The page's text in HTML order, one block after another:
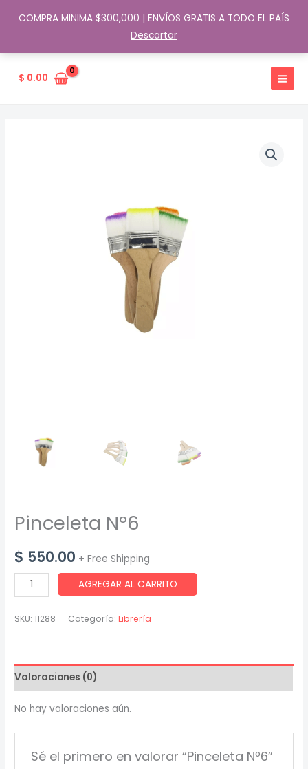
COMPRA MINIMA $300,000 | ENVÍOS GRATIS A TODO EL PAÍS
Descartar
$ 0.00
Pinceleta Nº6
$ 550.00 + Free Shipping
Pinceleta
Nº6
cantidad
AGREGAR AL CARRITO
SKU:11288 Categoría:Librería
Valoraciones (0)
No hay valoraciones aún.
Sé el primero en valorar “Pinceleta Nº6”